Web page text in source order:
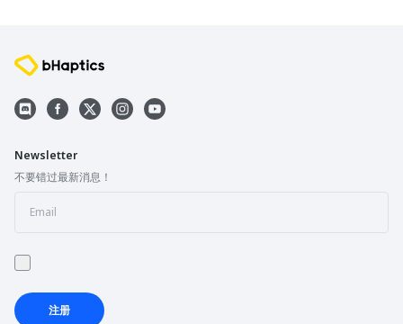
Newsletter
不要错过最新消息！
注册